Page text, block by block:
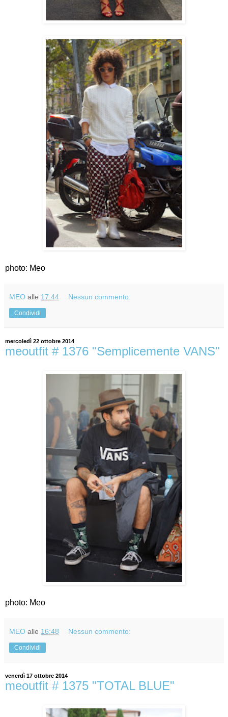
photo: Meo
MEO alle 17:44 Nessun commento:
Condividi
mercoledì 22 ottobre 2014
meoutfit # 1376 "Semplicemente VANS"
photo: Meo
MEO alle 16:48 Nessun commento:
Condividi
venerdì 17 ottobre 2014
meoutfit # 1375 "TOTAL BLUE"